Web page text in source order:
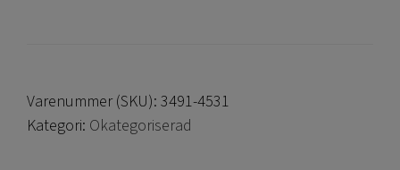
Varenummer (SKU): 3491-4531
Kategori: Okategoriserad